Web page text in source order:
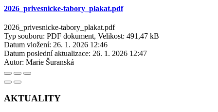
2026_privesnicke-tabory_plakat.pdf
2026_privesnicke-tabory_plakat.pdf
Typ souboru: PDF dokument, Velikost: 491,47 kB
Datum vložení: 26. 1. 2026 12:46
Datum poslední aktualizace: 26. 1. 2026 12:47
Autor: Marie Šuranská
AKTUALITY